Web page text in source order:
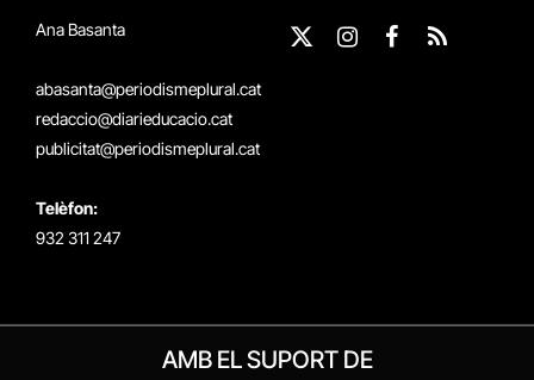
Ana Basanta
abasanta@periodismeplural.cat
redaccio@diarieducacio.cat
publicitat@periodismeplural.cat
Telèfon:
932 311 247
X
Instagram
Facebook
RSS
AMB EL SUPORT DE